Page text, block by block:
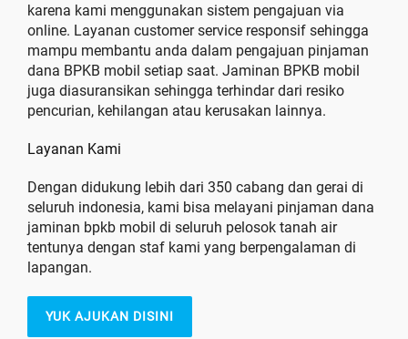
karena kami menggunakan sistem pengajuan via
online. Layanan customer service responsif sehingga
mampu membantu anda dalam pengajuan pinjaman
dana BPKB mobil setiap saat. Jaminan BPKB mobil
juga diasuransikan sehingga terhindar dari resiko
pencurian, kehilangan atau kerusakan lainnya.
Layanan Kami
Dengan didukung lebih dari 350 cabang dan gerai di
seluruh indonesia, kami bisa melayani pinjaman dana
jaminan bpkb mobil di seluruh pelosok tanah air
tentunya dengan staf kami yang berpengalaman di
lapangan.
YUK AJUKAN DISINI